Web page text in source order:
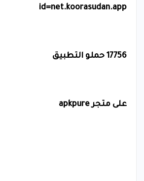
id=net.koorasudan.app
17756 حملو التطبيق
على متجرapkpure